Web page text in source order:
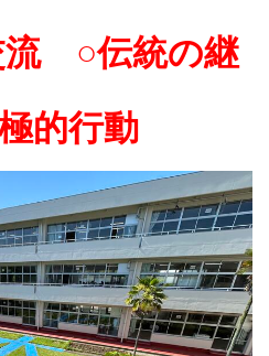
流 ○伝統の継
的行動